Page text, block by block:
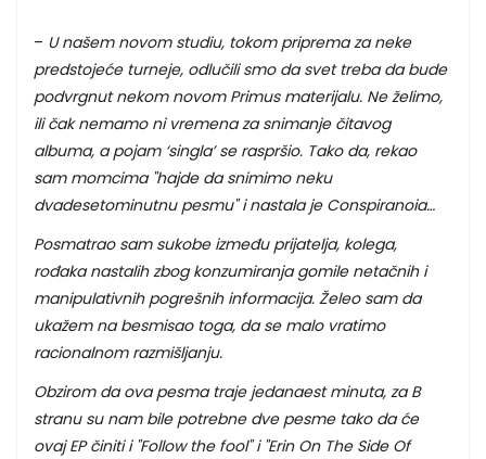
– U našem novom studiu, tokom priprema za neke
predstojeće turneje, odlučili smo da svet treba da bude
podvrgnut nekom novom Primus materijalu. Ne želimo,
ili čak nemamo ni vremena za snimanje čitavog
albuma, a pojam ‘singla’ se raspršio. Tako da, rekao
sam momcima "hajde da snimimo neku
dvadesetominutnu pesmu" i nastala je Conspiranoia…
Posmatrao sam sukobe između prijatelja, kolega,
rođaka nastalih zbog konzumiranja gomile netačnih i
manipulativnih pogrešnih informacija. Želeo sam da
ukažem na besmisao toga, da se malo vratimo
racionalnom razmišljanju.
Obzirom da ova pesma traje jedanaest minuta, za B
stranu su nam bile potrebne dve pesme tako da će
ovaj EP činiti i "Follow the fool" i "Erin On The Side Of